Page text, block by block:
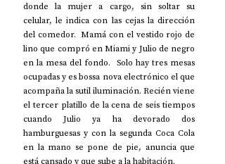
donde la mujer a cargo, sin soltar su
celular, le indica con las cejas la dirección
del comedor.  Mamá con el vestido rojo de
lino que compró en Miami y Julio de negro
en la mesa del fondo.
Solo hay tres mesas
ocupadas y es bossa nova electrónico el que
acompaña la sutil iluminación. Recién viene
el tercer platillo de la cena de seis tiempos
cuando Julio ya ha devorado dos
hamburguesas y con la segunda Coca Cola
en la mano se pone de pie, anuncia que
está cansado y que sube a la habitación.